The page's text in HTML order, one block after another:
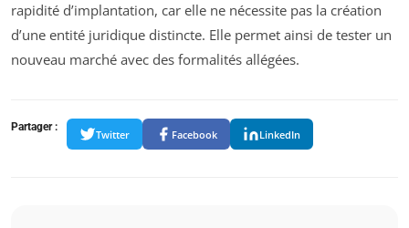
rapidité d’implantation, car elle ne nécessite pas la création
d’une entité juridique distincte. Elle permet ainsi de tester un
nouveau marché avec des formalités allégées.
Partager :
Twitter Facebook LinkedIn